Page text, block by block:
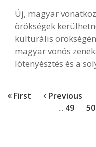
Új, magyar
örökségek
kulturális
magyar vonós
lótenyésztés és a
First Previous
... 49 50